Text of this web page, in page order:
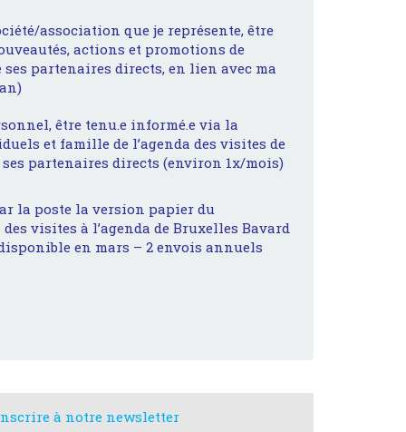
association que je représente, être
actions et promotions de
ses partenaires directs, en lien avec ma
être tenu.e informé.e via la
et famille de l’agenda des visites de
partenaires directs (environ 1x/mois)
la poste la version papier du
visites à l’agenda de Bruxelles Bavard
en mars – 2 envois annuels
à notre newsletter